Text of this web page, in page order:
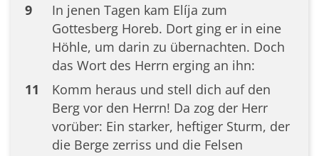
9
In jenen Tagen kam Elíja zum
Gottesberg Horeb. Dort ging er in eine
Höhle, um darin zu übernachten. Doch
das Wort des Herrn erging an ihn:
11
Komm heraus und stell dich auf den
Berg vor den Herrn! Da zog der Herr
vorüber: Ein starker, heftiger Sturm, der
die Berge zerriss und die Felsen